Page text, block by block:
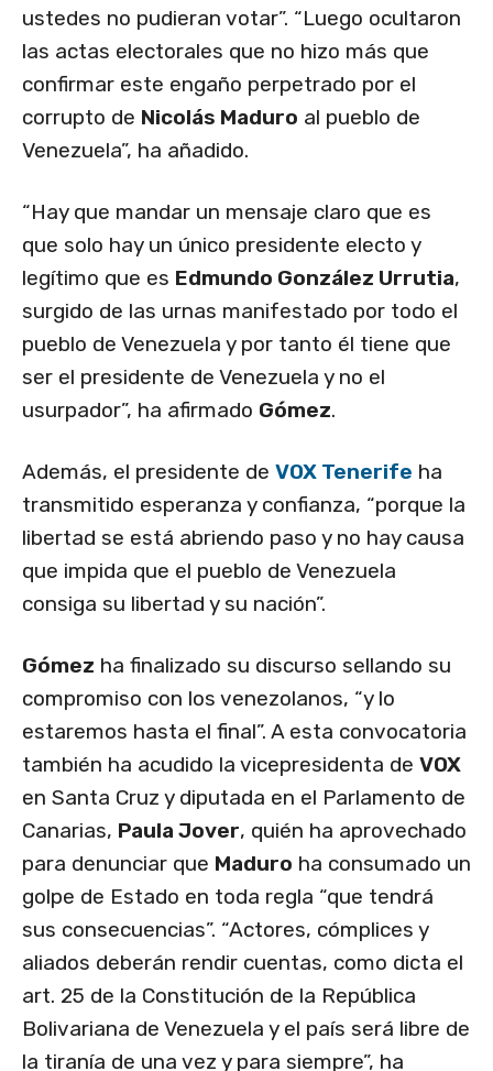
ustedes no pudieran votar”. “Luego ocultaron
las actas electorales que no hizo más que
confirmar este engaño perpetrado por el
corrupto de Nicolás Maduro al pueblo de
Venezuela”, ha añadido.
“Hay que mandar un mensaje claro que es
que solo hay un único presidente electo y
legítimo que es Edmundo González Urrutia,
surgido de las urnas manifestado por todo el
pueblo de Venezuela y por tanto él tiene que
ser el presidente de Venezuela y no el
usurpador”, ha afirmado Gómez.
Además, el presidente de VOX Tenerife ha
transmitido esperanza y confianza, “porque la
libertad se está abriendo paso y no hay causa
que impida que el pueblo de Venezuela
consiga su libertad y su nación”.
Gómez ha finalizado su discurso sellando su
compromiso con los venezolanos, “y lo
estaremos hasta el final”. A esta convocatoria
también ha acudido la vicepresidenta de VOX
en Santa Cruz y diputada en el Parlamento de
Canarias, Paula Jover, quién ha aprovechado
para denunciar que Maduro ha consumado un
golpe de Estado en toda regla “que tendrá
sus consecuencias”. “Actores, cómplices y
aliados deberán rendir cuentas, como dicta el
art. 25 de la Constitución de la República
Bolivariana de Venezuela y el país será libre de
la tiranía de una vez y para siempre”, ha